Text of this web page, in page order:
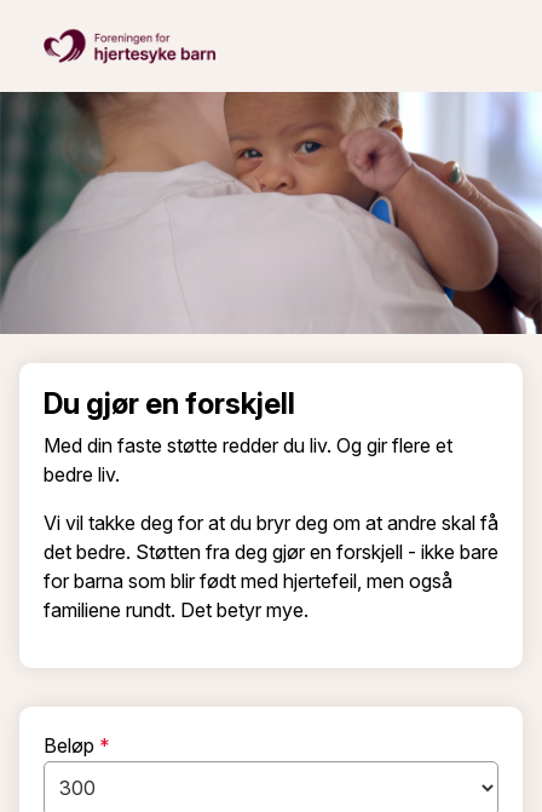
Du gjør en forskjell
Med din faste støtte redder du liv. Og gir flere et
bedre liv.
Vi vil takke deg for at du bryr deg om at andre skal få
det bedre. Støtten fra deg gjør en forskjell - ikke bare
for barna som blir født med hjertefeil, men også
familiene rundt. Det betyr mye.
Beløp